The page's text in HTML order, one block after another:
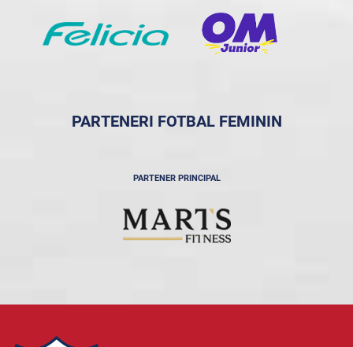
PARTENERI FOTBAL FEMININ
PARTENER PRINCIPAL